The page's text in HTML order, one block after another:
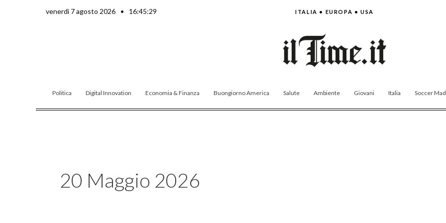
venerdì 7 agosto 2026 • 16:45:31 ITALIA • EUROPA • USA
Politica Digital Innovation Economia & Finanza Buongiorno America Salute Ambiente Giovani Italia Soccer
20 Maggio 2026